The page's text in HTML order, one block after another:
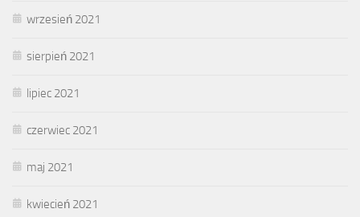
wrzesień 2021
sierpień 2021
lipiec 2021
czerwiec 2021
maj 2021
kwiecień 2021